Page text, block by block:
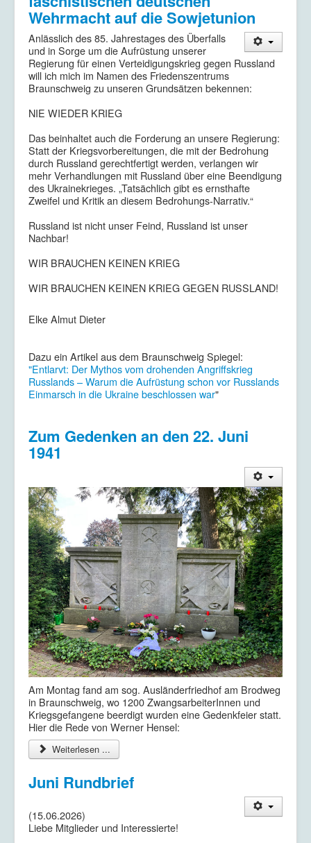
Wehrmacht auf die Sowjetunion
Anlässlich des 85. Jahrestages des Überfalls
und in Sorge um die Aufrüstung unserer
Regierung für einen Verteidigungskrieg gegen Russland
will ich mich im Namen des Friedenszentrums
Braunschweig zu unseren Grundsätzen bekennen:
NIE WIEDER KRIEG
Das beinhaltet auch die Forderung an unsere Regierung:
Statt der Kriegsvorbereitungen, die mit der Bedrohung
durch Russland gerechtfertigt werden, verlangen wir
mehr Verhandlungen mit Russland über eine Beendigung
des Ukrainekrieges. „Tatsächlich gibt es ernsthafte
Zweifel und Kritik an diesem Bedrohungs-Narrativ.“
Russland ist nicht unser Feind, Russland ist unser
Nachbar!
WIR BRAUCHEN KEINEN KRIEG
WIR BRAUCHEN KEINEN KRIEG GEGEN RUSSLAND!
Elke Almut Dieter
Dazu ein Artikel aus dem Braunschweig Spiegel:
"Entlarvt: Der Mythos vom drohenden Angriffskrieg
Russlands – Warum die Aufrüstung schon vor Russlands
Einmarsch in die Ukraine beschlossen war"
Zum Gedenken an den 22. Juni
1941
Am Montag fand am sog. Ausländerfriedhof am Brodweg
in Braunschweig, wo 1200 ZwangsarbeiterInnen und
Kriegsgefangene beerdigt wurden eine Gedenkfeier statt.
Hier die Rede von Werner Hensel:
Weiterlesen ...
Juni Rundbrief
(15.06.2026)
Liebe Mitglieder und Interessierte!